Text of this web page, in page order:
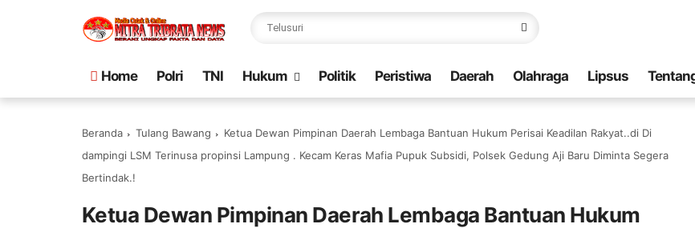
Home Polri TNI Hukum Politik Peristiwa Daerah Olahraga Lipsus
Beranda Tulang Bawang
Ketua Dewan Pimpinan Daerah Lembaga Bantuan Hukum Perisai Keadilan Rakyat..di Di
dampingi LSM Terinusa propinsi Lampung . Kecam Keras Mafia Pupuk Subsidi, Polsek Gedung Aji Baru Diminta Segera
Bertindak.!
Ketua Dewan Pimpinan Daerah Lembaga Bantuan Hukum